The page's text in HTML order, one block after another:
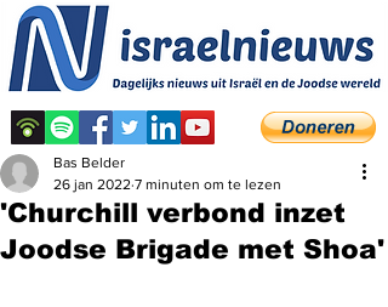
'Churchill verbond inzet
Joodse Brigade met Shoa'
Bas Belder
26 jan 2022 7 minuten om te lezen